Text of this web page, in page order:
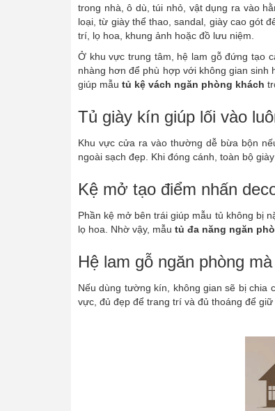
trong nhà, ô dù, túi nhỏ, vật dụng ra vào
loại, từ giày thể thao, sandal, giày cao gót
trí, lọ hoa, khung ảnh hoặc đồ lưu niệm.
Ở khu vực trung tâm, hệ lam gỗ đứng tạo
nhàng hơn để phù hợp với không gian
giúp mẫu tủ kệ vách ngăn phòng khách
Tủ giày kín giúp lối vào
Khu vực cửa ra vào thường dễ bừa bộn
ngoài sạch đẹp. Khi đóng cánh, toàn bộ
Kệ mở tạo điểm nhấn
Phần kệ mở bên trái giúp mẫu tủ không bị
lọ hoa. Nhờ vậy, mẫu tủ đa năng ngăn
Hệ lam gỗ ngăn phòng
Nếu dùng tường kín, không gian sẽ bị chia
vực, đủ đẹp để trang trí và đủ thoáng để